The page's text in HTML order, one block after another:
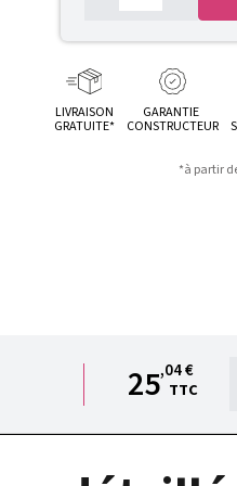
LIVRAISON
GRATUITE*
GARANTIE
CONSTRUCTEUR
*à partir
25,04 €
TTC